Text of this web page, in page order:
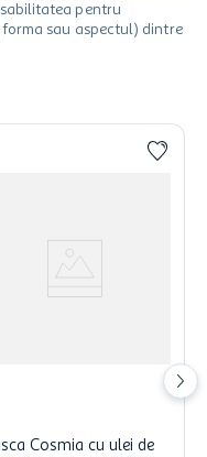
pentru
sau aspectul) dintre
Cosmia cu ulei de